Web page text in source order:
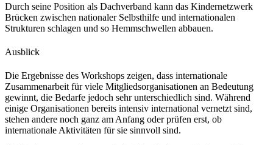
Durch seine Position als Dachverband kann das Kindernetzwerk
Brücken zwischen nationaler Selbsthilfe und internationalen
Strukturen schlagen und so Hemmschwellen abbauen.
Ausblick
Die Ergebnisse des Workshops zeigen, dass internationale
Zusammenarbeit für viele Mitgliedsorganisationen an Bedeutung
gewinnt, die Bedarfe jedoch sehr unterschiedlich sind. Während
einige Organisationen bereits intensiv international vernetzt sind,
stehen andere noch ganz am Anfang oder prüfen erst, ob
internationale Aktivitäten für sie sinnvoll sind.